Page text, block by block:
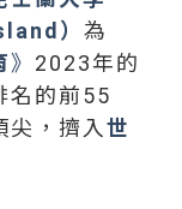
） 為
》 2023年的
名的前55
，擠入 世